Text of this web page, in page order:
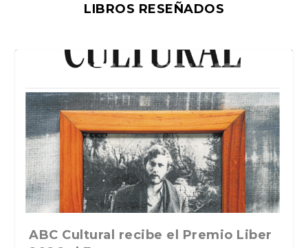
LIBROS RESEÑADOS
La verdadera odisea del espacio en
ABC Cultural recibe el Premio Liber
La cultura de la transgresión.